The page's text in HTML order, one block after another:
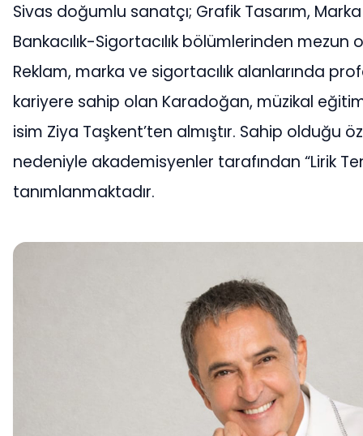
Sivas doğumlu sanatçı; Grafik Tasarım,
Bankacılık-Sigortacılık bölümlerinden mezun
Reklam, marka ve sigortacılık alanlarında
kariyere sahip olan Karadoğan, müzikal
isim Ziya Taşkent’ten almıştır. Sahip olduğu
nedeniyle akademisyenler tarafından “Lirik
tanımlanmaktadır.